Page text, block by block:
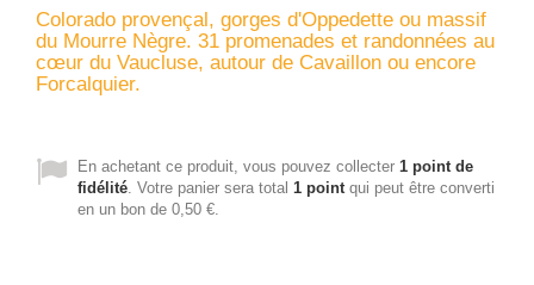
Colorado provençal, gorges d'Oppedette ou massif
du Mourre Nègre. 31 promenades et randonnées au
cœur du Vaucluse, autour de Cavaillon ou encore
Forcalquier.
En achetant ce produit, vous pouvez collecter 1 point de
fidélité. Votre panier sera total 1 pointqui peut être converti
en un bon de 0,50 €.